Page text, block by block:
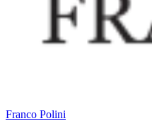
Franco Polini